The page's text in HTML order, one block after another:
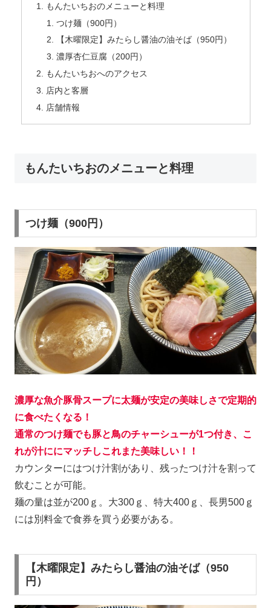
もんたいちおのメニューと料理
つけ麺（900円）
【木曜限定】みたらし醤油の油そば（950円）
濃厚杏仁豆腐（200円）
もんたいちおへのアクセス
店内と客層
店舗情報
もんたいちおのメニューと料理
つけ麺（900円）
濃厚な魚介豚骨スープに太麺が安定の美味しさで定期的
に食べたくなる！
通常のつけ麺でも豚と鳥のチャーシューが1つ付き、こ
れが汁ににマッチしこれまた美味しい！！
カウンターにはつけ汁割があり、残ったつけ汁を割って
飲むことが可能。
麺の量は並が200ｇ。大300ｇ、特大400ｇ、長男500ｇ
には別料金で食券を買う必要がある。
【木曜限定】みたらし醤油の油そば（950
円）